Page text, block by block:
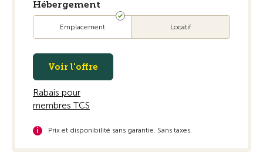
Hébergement
Emplacement Locatif
Voir l'offre
Rabais pour
membres TCS
Prix et disponibilité sans garantie. Sans taxes.